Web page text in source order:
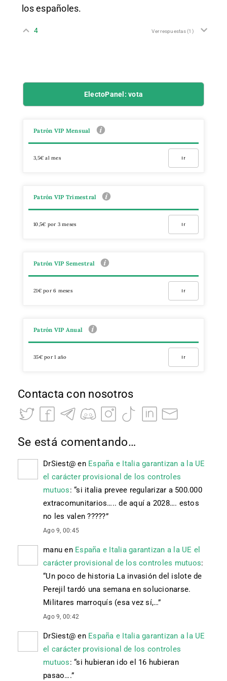
los españoles.
4 Ver respuestas(1)
ElectoPanel: vota
Patrón VIP Mensual
3,5€ al mes Ir
Patrón VIP Trimestral
10,5€ por 3 meses Ir
Patrón VIP Semestral
21€ por 6 meses Ir
Patrón VIP Anual
35€ por 1 año Ir
Contacta con nosotros
Se está comentando…
DrSiest@ en España e Italia garantizan a la UE
el carácter provisional de los controles
mutuos: “si italia prevee regularizar a 500.000
extracomunitarios….. de aquí a 2028…. estos
no les valen ?????”
Ago 9, 00:45
manu en España e Italia garantizan a la UE el
carácter provisional de los controles mutuos:
“Un poco de historia La invasión del islote de
Perejil tardó una semana en solucionarse.
Militares marroquís (esa vez sí,…”
Ago 9, 00:42
DrSiest@ en España e Italia garantizan a la UE
el carácter provisional de los controles
mutuos: “si hubieran ido el 16 hubieran
pasao….”